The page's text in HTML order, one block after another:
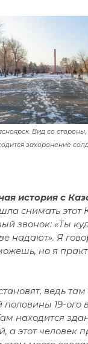
Вид со стороны,
захоронение
история с
снимать этот
звонок: «Ты
надают». Я
но я
ведь
19-ого
находится
а этот человек